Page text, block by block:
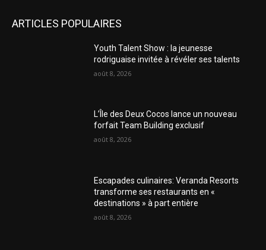
ARTICLES POPULAIRES
Youth Talent Show : la jeunesse
rodriguaise invitée à révéler ses talents
août 8, 2026
L’Île des Deux Cocos lance un nouveau
forfait Team Building exclusif
août 8, 2026
Escapades culinaires: Veranda Resorts
transforme ses restaurants en «
destinations » à part entière
août 8, 2026